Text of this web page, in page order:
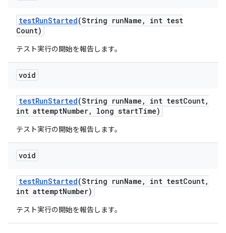
testRunStarted(String runName ,
int test
Count)
テスト実行の開始を報告します。
void
testRunStarted(String runName , int testCount,
int attemptNumber, long startTime)
テスト実行の開始を報告します。
void
testRunStarted(String runName , int testCount,
int attemptNumber)
テスト実行の開始を報告します。